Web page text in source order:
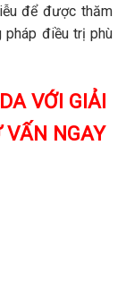
để được thăm
pháp điều trị phù
VỚI GIẢI
NGAY